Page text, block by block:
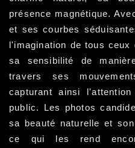
présence magnétique.
et ses courbes
l'imagination de tous
sa sensibilité de
travers ses
capturant ainsi
public. Les photos
sa beauté naturelle et
ce qui les rend